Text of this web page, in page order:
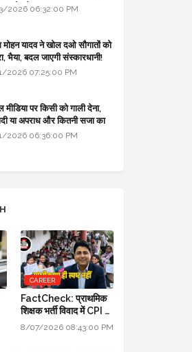
बैक टू...
2026 06:32:00 PM
मोहन यादव ने खोल दओ सौगातों को
भैया, बदल जाएगी संस्कारधानी!
2026 07:25:00 PM
मीडिया पर किसी को गाली देना,
या अपराध और कितनी सजा का
- free legal advice
2026 06:36:00 PM
CAREER
FactCheck: प्राथमिक
शिक्षक भर्ती विवाद में CPI का
स्पष्टीकरण ही स्पष्ट नहीं
8/07/2026 08:43:00 PM